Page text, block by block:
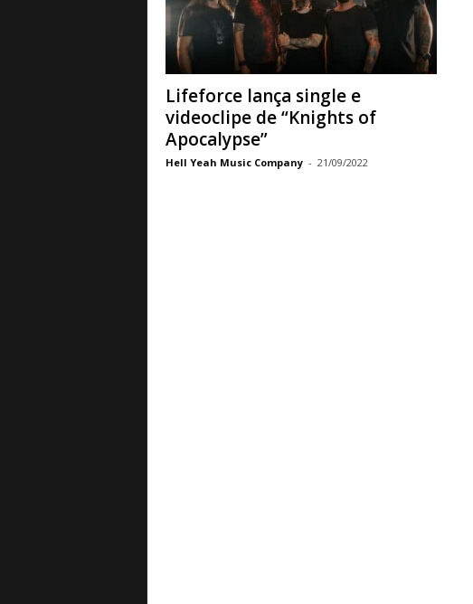
Lifeforce lança single e
videoclipe de “Knights of
Apocalypse”
Hell Yeah Music Company - 21/09/2022